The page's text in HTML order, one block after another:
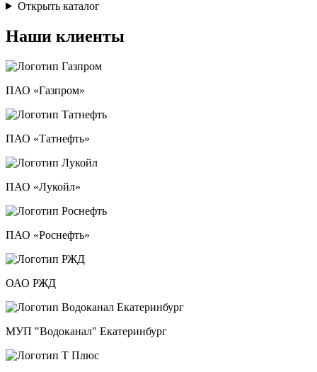
Открыть каталог
Наши клиенты
ПАО «Газпром»
ПАО «Татнефть»
ПАО «Лукойл»
ПАО «Роснефть»
ОАО РЖД
МУП "Водоканал" Екатеринбург